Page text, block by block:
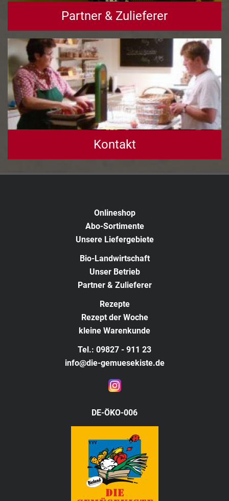
Partner & Zulieferer
Kontakt
Onlineshop
Abo-Sortimente
Unsere Liefergebiete
Bio-Landwirtschaft
Unser Betrieb
Partner & Zulieferer
Rezepte
Rezept der Woche
kleine Warenkunde
Tel.: 09827 - 911 23
info@die-gemuesekiste.de
DE-ÖKO-006